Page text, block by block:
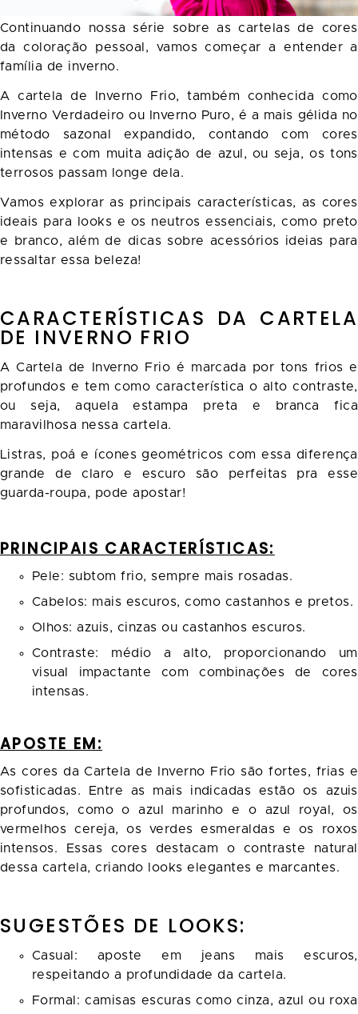
Continuando nossa série sobre as cartelas de cores
da coloração pessoal, vamos começar a entender a
família de inverno.
A cartela de Inverno Frio, também conhecida como
Inverno Verdadeiro ou Inverno Puro, é a mais gélida no
método sazonal expandido, contando com cores
intensas e com muita adição de azul, ou seja, os tons
terrosos passam longe dela.
Vamos explorar as principais características, as cores
ideais para looks e os neutros essenciais, como preto
e branco, além de dicas sobre acessórios ideias para
ressaltar essa beleza!
CARACTERÍSTICAS DA CARTELA
DE INVERNO FRIO
A Cartela de Inverno Frio é marcada por tons frios e
profundos e tem como característica o alto contraste,
ou seja, aquela estampa preta e branca fica
maravilhosa nessa cartela.
Listras, poá e ícones geométricos com essa diferença
grande de claro e escuro são perfeitas pra esse
guarda-roupa, pode apostar!
PRINCIPAIS CARACTERÍSTICAS:
Pele: subtom frio, sempre mais rosadas.
Cabelos: mais escuros, como castanhos e pretos.
Olhos: azuis, cinzas ou castanhos escuros.
Contraste: médio a alto, proporcionando um
visual impactante com combinações de cores
intensas.
APOSTE EM:
As cores da Cartela de Inverno Frio são fortes, frias e
sofisticadas. Entre as mais indicadas estão os azuis
profundos, como o azul marinho e o azul royal, os
vermelhos cereja, os verdes esmeraldas e os roxos
intensos. Essas cores destacam o contraste natural
dessa cartela, criando looks elegantes e marcantes.
SUGESTÕES DE LOOKS:
Casual: aposte em jeans mais escuros,
respeitando a profundidade da cartela.
Formal: camisas escuras como cinza, azul ou roxa